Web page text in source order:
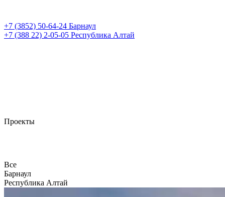
+7 (3852) 50-64-24 Барнаул
+7 (388 22) 2-05-05 Республика Алтай
Проекты
Все
Барнаул
Республика Алтай